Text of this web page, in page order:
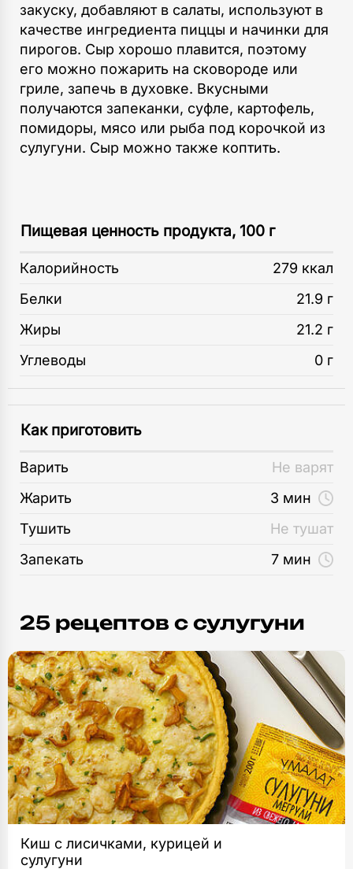
закуску, добавляют в салаты, используют в
качестве ингредиента пиццы и начинки для
пирогов. Сыр хорошо плавится, поэтому
его можно пожарить на сковороде или
гриле, запечь в духовке. Вкусными
получаются запеканки, суфле, картофель,
помидоры, мясо или рыба под корочкой из
сулугуни. Сыр можно также коптить.
Пищевая ценность продукта, 100 г
Калорийность
279 ккал
Белки
21.9 г
Жиры
21.2 г
Углеводы
0 г
Как приготовить
Варить
Не варят
Жарить
3 мин
Тушить
Не тушат
Запекать
7 мин
25 рецептов c сулугуни
Киш с лисичками, курицей и
сулугуни